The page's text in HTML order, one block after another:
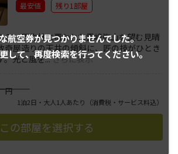
航空券が見つかりませんでした。
して、再度検索を行ってください。
最安値 残り1部屋
る、原生林に覆われた霊峰弥山を望む見晴
奇屋造りの天井の傾斜に、匠の技がひとき
。光と風を...さらに表示
円
1泊2日・大人1人あたり （消費税・サービス料込）